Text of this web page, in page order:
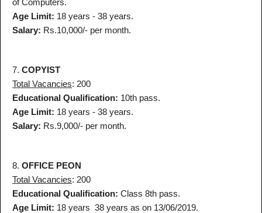
Age Limit: 18 years - 38 years.
Salary: Rs.10,000/- per month.
7. COPYIST
Total Vacancies: 200
Educational Qualification: 10th pass.
Age Limit: 18 years - 38 years.
Salary: Rs.9,000/- per month.
8. OFFICE PEON
Total Vacancies: 200
Educational Qualification: Class 8th pass.
Age Limit: 18 years 38 years as on 13/06/2019.